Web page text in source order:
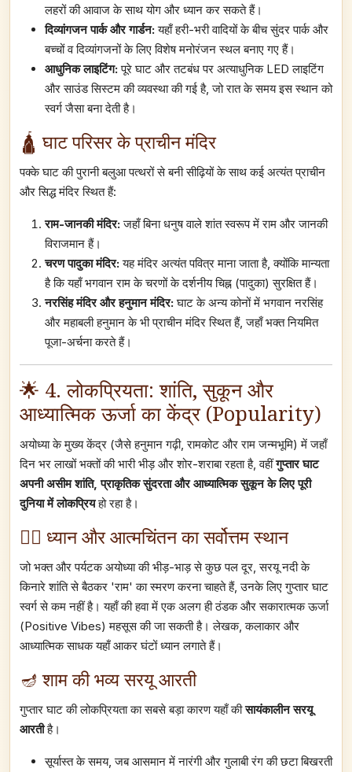
लहरों की आवाज के साथ योग और ध्यान कर सकते हैं।
दिव्यांगजन पार्क और गार्डन:यहाँ हरी-भरी वादियों के बीच सुंदर पार्क और
बच्चों व दिव्यांगजनों के लिए विशेष मनोरंजन स्थल बनाए गए हैं।
आधुनिक लाइटिंग:पूरे घाट और तटबंध पर अत्याधुनिक LED लाइटिंग
और साउंड सिस्टम की व्यवस्था की गई है, जो रात के समय इस स्थान को
स्वर्ग जैसा बना देती है।
🛕 घाट परिसर के प्राचीन मंदिर
पक्के घाट की पुरानी बलुआ पत्थरों से बनी सीढ़ियों के साथ कई अत्यंत प्राचीन
और सिद्ध मंदिर स्थित हैं:
राम-जानकी मंदिर:जहाँ बिना धनुष वाले शांत स्वरूप में राम और जानकी
विराजमान हैं।
चरण पादुका मंदिर:यह मंदिर अत्यंत पवित्र माना जाता है, क्योंकि मान्यता
है कि यहाँ भगवान राम के चरणों के दर्शनीय चिह्न (पादुका) सुरक्षित हैं।
नरसिंह मंदिर और हनुमान मंदिर:घाट के अन्य कोनों में भगवान नरसिंह
और महाबली हनुमान के भी प्राचीन मंदिर स्थित हैं, जहाँ भक्त नियमित
पूजा-अर्चना करते हैं।
🌟 4. लोकप्रियता: शांति, सुकून और
आध्यात्मिक ऊर्जा का केंद्र (Popularity)
अयोध्या के मुख्य केंद्र (जैसे हनुमान गढ़ी, रामकोट और राम जन्मभूमि) में जहाँ
दिन भर लाखों भक्तों की भारी भीड़ और शोर-शराबा रहता है, वहींगुप्तार घाट
अपनी असीम शांति, प्राकृतिक सुंदरता और आध्यात्मिक सुकून के लिए पूरी
दुनिया में लोकप्रियहो रहा है।
🧘‍♂️ ध्यान और आत्मचिंतन का सर्वोत्तम स्थान
जो भक्त और पर्यटक अयोध्या की भीड़-भाड़ से कुछ पल दूर, सरयू नदी के
किनारे शांति से बैठकर 'राम' का स्मरण करना चाहते हैं, उनके लिए गुप्तार घाट
स्वर्ग से कम नहीं है। यहाँ की हवा में एक अलग ही ठंडक और सकारात्मक ऊर्जा
(Positive Vibes) महसूस की जा सकती है। लेखक, कलाकार और
आध्यात्मिक साधक यहाँ आकर घंटों ध्यान लगाते हैं।
🪔 शाम की भव्य सरयू आरती
गुप्तार घाट की लोकप्रियता का सबसे बड़ा कारण यहाँ कीसायंकालीन सरयू
आरतीहै।
सूर्यास्त के समय, जब आसमान में नारंगी और गुलाबी रंग की छटा बिखरती